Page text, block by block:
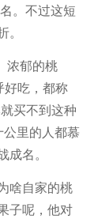
。不过这短
浓郁的桃
好吃，都称
买不到这种
里的人都慕
名。
啥自家的桃
子呢，他对